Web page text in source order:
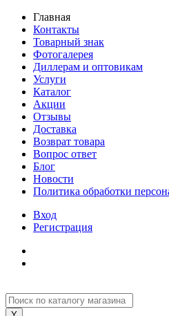
Главная
Контакты
Товарный знак
Фотогалерея
Диллерам и оптовикам
Услуги
Каталог
Акции
Отзывы
Доставка
Возврат товара
Вопрос ответ
Блог
Новости
Политика обработки
Вход
Регистрация